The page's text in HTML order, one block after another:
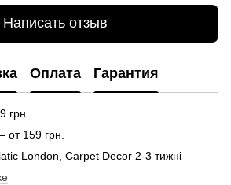
Написать отзыв
Оплата Гарантия
грн.
159 грн.
London, Carpet Decor 2-3 тижні